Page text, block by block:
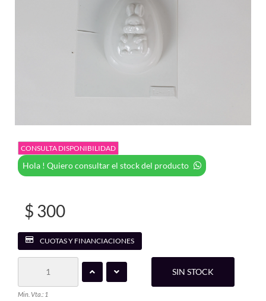
CONSULTA DISPONIBILIDAD
Hola ! Quiero consultar el stock del producto
$ 300
CUOTAS Y FINANCIACIONES
Min. Vta.: 1
SIN STOCK